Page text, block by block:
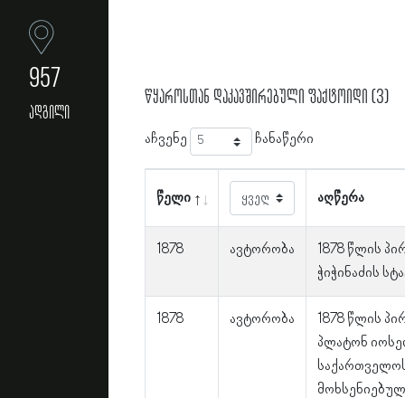
957
ადგილი
წყაროსთან დაკავშირებული ფაქტოიდი (3)
აჩვენე ჩანაწერი
წელი აღწერა
1878 ავტორობა
1878 წლის
ჭიჭინაძის
1878 ავტორობა
1878 წლის
პლატონ